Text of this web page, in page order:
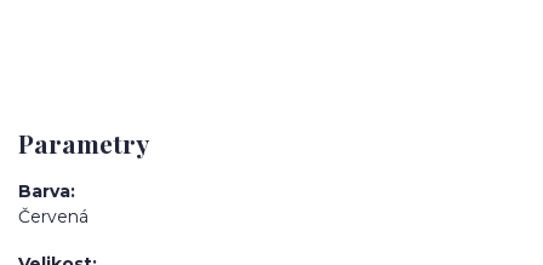
Parametry
Barva
Červená